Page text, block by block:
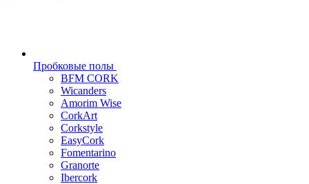
Пробковые полы
BFM CORK
Wicanders
Amorim Wise
CorkArt
Corkstyle
EasyCork
Fomentarino
Granorte
Ibercork